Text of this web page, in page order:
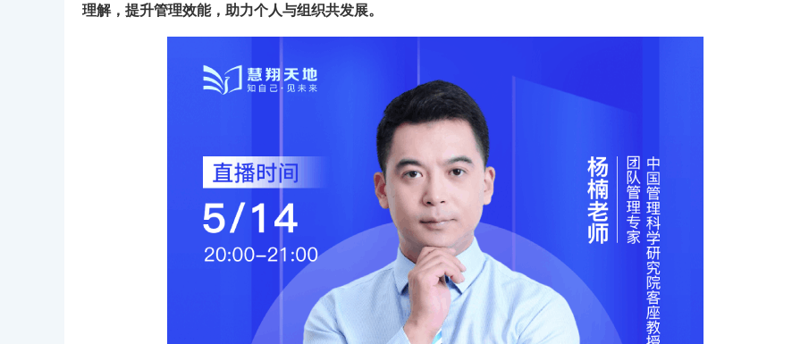
理解，提升管理效能，助力个人与组织共发展。